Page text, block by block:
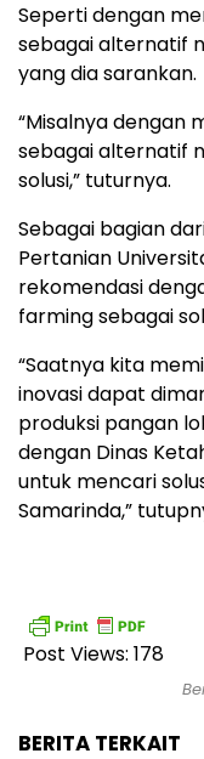
Seperti dengan
sebagai alternatif
yang dia sarankan.
“Misalnya dengan
sebagai alternatif
solusi,” tuturnya.
Sebagai bagian
Pertanian
rekomendasi
farming sebagai
“Saatnya kita
inovasi dapat
produksi pangan
dengan Dinas
untuk mencari
Samarinda,”
Post Views: 178
BERITA TERKAIT